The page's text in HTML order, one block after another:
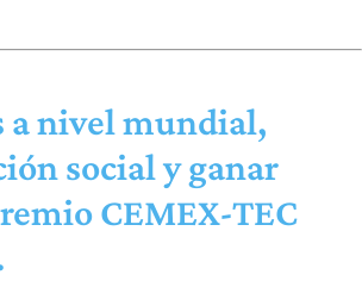
a nivel mundial,
social y ganar
CEMEX-TEC